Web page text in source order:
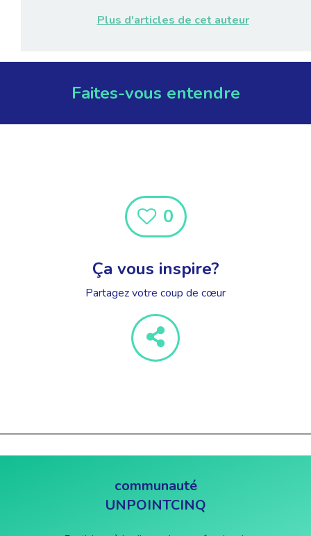
Plus d'articles de cet auteur
Faites-vous entendre
0
Ça vous inspire?
Partagez votre coup de cœur
communauté
UNPOINTCINQ